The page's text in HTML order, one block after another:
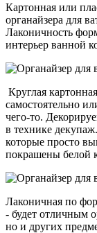
Картонная или
органайзера для
Лаконичность
интерьер ванной
Круглая
самостоятельно
чего-то.
в технике
которые просто
покрашены белой
Лаконичная по
- будет отличным
но и других